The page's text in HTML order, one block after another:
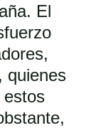
El
quienes
estos